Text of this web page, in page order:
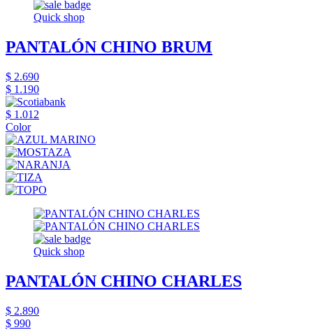
Quick shop
PANTALÓN CHINO BRUM
$ 2.690
$ 1.190
$ 1.012
Color
Quick shop
PANTALÓN CHINO CHARLES
$ 2.890
$ 990